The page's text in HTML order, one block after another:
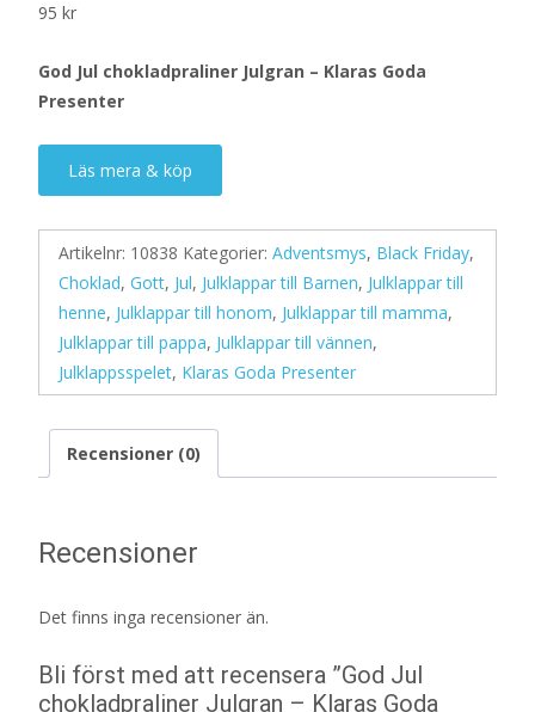
95 kr
God Jul chokladpraliner Julgran – Klaras Goda
Presenter
Läs mera & köp
Artikelnr: 10838 Kategorier: Adventsmys, Black Friday,
Choklad, Gott, Jul, Julklappar till Barnen, Julklappar till
henne, Julklappar till honom, Julklappar till mamma,
Julklappar till pappa, Julklappar till vännen,
Julklappsspelet, Klaras Goda Presenter
Recensioner (0)
Recensioner
Det finns inga recensioner än.
Bli först med att recensera ”God Jul
chokladpraliner Julgran – Klaras Goda